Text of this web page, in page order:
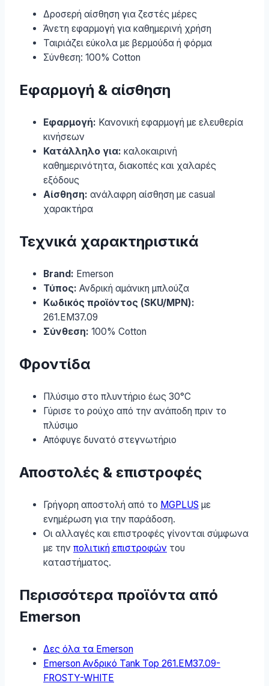
Δροσερή αίσθηση για ζεστές μέρες
Άνετη εφαρμογή για καθημερινή χρήση
Ταιριάζει εύκολα με βερμούδα ή φόρμα
Σύνθεση: 100% Cotton
Εφαρμογή & αίσθηση
Εφαρμογή: Κανονική εφαρμογή με ελευθερία
κινήσεων
Κατάλληλο για: καλοκαιρινή
καθημερινότητα, διακοπές και χαλαρές
εξόδους
Αίσθηση: ανάλαφρη αίσθηση με casual
χαρακτήρα
Τεχνικά χαρακτηριστικά
Brand: Emerson
Τύπος: Ανδρική αμάνικη μπλούζα
Κωδικός προϊόντος (SKU/MPN):
261.EM37.09
Σύνθεση: 100% Cotton
Φροντίδα
Πλύσιμο στο πλυντήριο έως 30°C
Γύρισε το ρούχο από την ανάποδη πριν το
πλύσιμο
Απόφυγε δυνατό στεγνωτήριο
Αποστολές & επιστροφές
Γρήγορη αποστολή από το MGPLUS με
ενημέρωση για την παράδοση.
Οι αλλαγές και επιστροφές γίνονται σύμφωνα
με την πολιτική επιστροφών του
καταστήματος.
Περισσότερα προϊόντα από
Emerson
Δες όλα τα Emerson
Emerson Ανδρικό Tank Top 261.EM37.09-
FROSTY-WHITE